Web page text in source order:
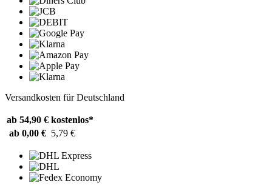
Versandkosten für Deutschland
ab 54,90 € kostenlos*
ab 0,00 € 5,79 €